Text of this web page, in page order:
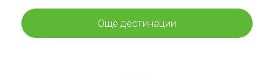
Още дестинации